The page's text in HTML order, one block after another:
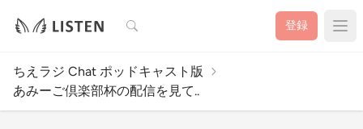
検索 登録
ちえラジ Chat ポッドキャスト版
あみーご倶楽部杯の配信を見て..